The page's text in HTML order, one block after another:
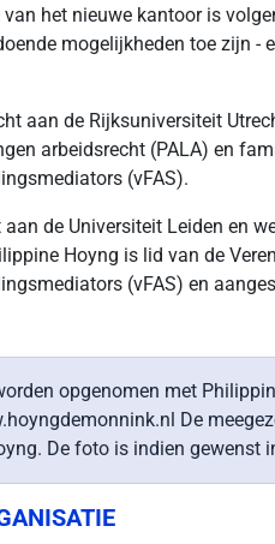
het nieuwe kantoor is
mogelijkheden toe zijn
aan de Rijksuniversiteit
arbeidsrecht (PALA) en
(vFAS).
de Universiteit Leiden en
Hoyng is lid van de
(vFAS) en
opgenomen met
De
De foto is indien gewenst